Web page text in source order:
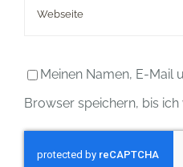
Meinen Namen, E-Mail
Browser speichern, bis